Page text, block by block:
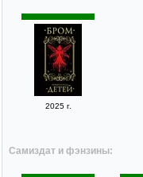
2025 г.
Самиздат и фэнзины: